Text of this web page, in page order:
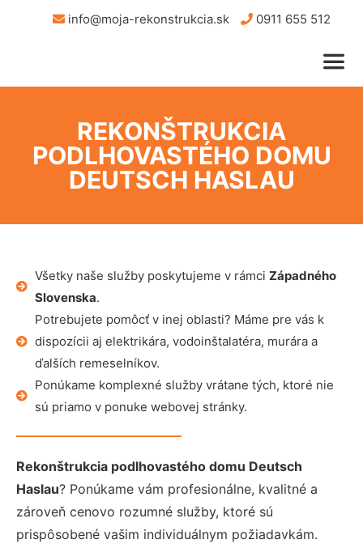
info@moja-rekonstrukcia.sk 0911 655 512
REKONŠTRUKCIA
PODLHOVASTÉHO DOMU
DEUTSCH HASLAU
Všetky naše služby poskytujeme v rámci Západného
Slovenska.
Potrebujete pomôcť v inej oblasti? Máme pre vás k
dispozícii aj elektrikára, vodoinštalatéra, murára a
ďalších remeselníkov.
Ponúkame komplexné služby vrátane tých, ktoré nie
sú priamo v ponuke webovej stránky.
Rekonštrukcia podlhovastého domu Deutsch
Haslau? Ponúkame vám profesionálne, kvalitné a
zároveň cenovo rozumné služby, ktoré sú
prispôsobené vašim individuálnym požiadavkám.